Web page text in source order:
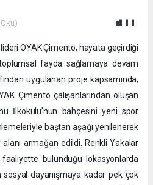
OYAK Çimento, hayata geçirdiği
fayda sağlamaya devam
uygulanan proje kapsamında;
Çimento çalışanlarından oluşan
İlkokulu’nun bahçesini yeni spor
baştan aşağı yenilenerek
armağan edildi. Renkli Yakalar
faaliyette bulunduğu lokasyonlarda
dayanışmaya kadar pek çok